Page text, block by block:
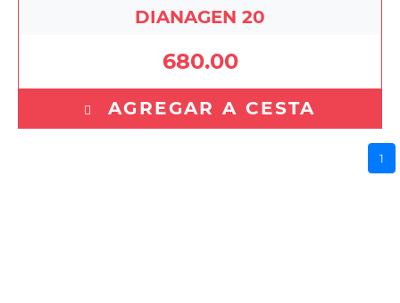
DIANAGEN 20
680.00
AGREGAR A CESTA
1